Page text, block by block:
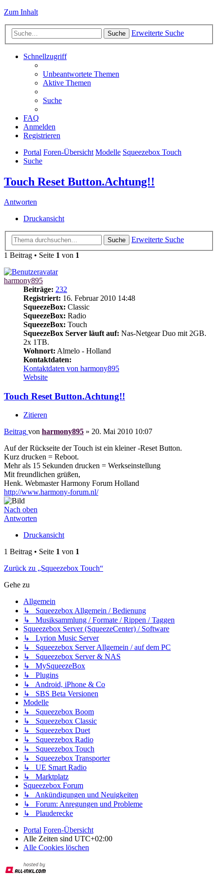
Zum Inhalt
Suche Erweiterte Suche
Schnellzugriff
Unbeantwortete Themen
Aktive Themen
Suche
FAQ
Anmelden
Registrieren
Portal Foren-Übersicht Modelle Squeezebox Touch
Suche
Touch Reset Button.Achtung!!
Antworten
Druckansicht
Suche
Erweiterte Suche
1 Beitrag • Seite 1 von 1
harmony895
Beiträge: 232
Registriert: 16. Februar 2010 14:48
SqueezeBox: Classic
SqueezeBox: Radio
SqueezeBox: Touch
SqueezeBox Server läuft auf: Nas-Netgear Duo mit 2GB.
2x 1TB.
Wohnort: Almelo - Holland
Kontaktdaten:
Kontaktdaten von harmony895
Website
Touch Reset Button.Achtung!!
Zitieren
Beitrag von harmony895 » 20. Mai 2010 10:07
Auf der Rückseite der Touch ist ein kleiner -Reset Button.
Kurz drucken = Reboot.
Mehr als 15 Sekunden drucken = Werkseinstellung
Mit freundlichen grüßen,
Henk. Webmaster Harmony Forum Holland
http://www.harmony-forum.nl/
Nach oben
Antworten
Druckansicht
1 Beitrag • Seite 1 von 1
Zurück zu „Squeezebox Touch“
Gehe zu
Allgemein
↳ Squeezebox Allgemein / Bedienung
↳ Musiksammlung / Formate / Rippen / Taggen
Squeezebox Server (SqueezeCenter) / Software
↳ Lyrion Music Server
↳ Squeezebox Server Allgemein / auf dem PC
↳ Squeezebox Server & NAS
↳ MySqueezeBox
↳ Plugins
↳ Android, iPhone & Co
↳ SBS Beta Versionen
Modelle
↳ Squeezebox Boom
↳ Squeezebox Classic
↳ Squeezebox Duet
↳ Squeezebox Radio
↳ Squeezebox Touch
↳ Squeezebox Transporter
↳ UE Smart Radio
↳ Marktplatz
Squeezebox Forum
↳ Ankündigungen und Neuigkeiten
↳ Forum: Anregungen und Probleme
↳ Plauderecke
Portal Foren-Übersicht
Alle Zeiten sind UTC+02:00
Alle Cookies löschen